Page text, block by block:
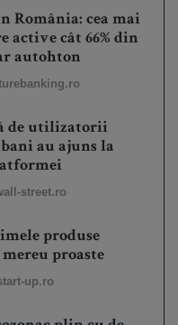
România: cea mai
active cât 66% din
autohton
de utilizatorii
au ajuns la
street.ro
produse
proaste
up.ro